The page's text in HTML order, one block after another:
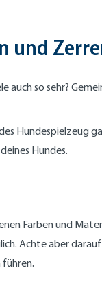
und
auch so sehr?
Hundespielzeug
Hundes.
Farben und
Achte aber